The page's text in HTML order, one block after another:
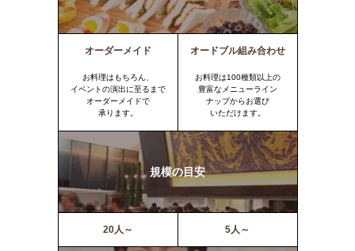
オーダーメイド
お料理はもちろん、
イベントの演出に至るまで
オーダーメイドで
承ります。
オードブル組み合わせ
お料理は100種類以上の
豊富なメニューライン
ナップからお選び
いただけます。
規模の目安
20人～ 5人～